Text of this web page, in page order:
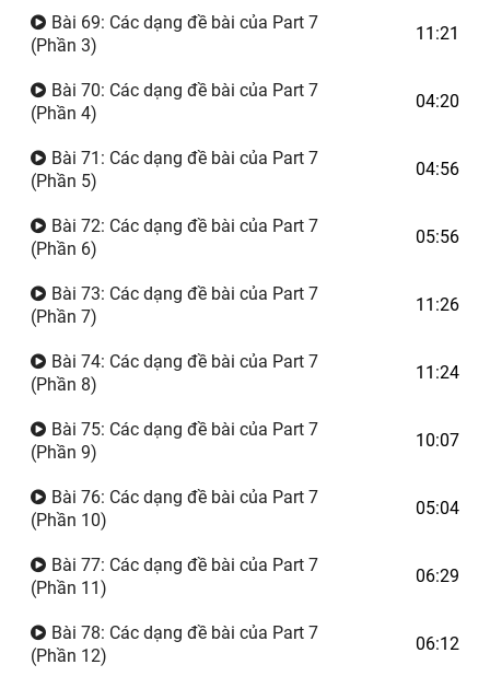
Bài 69: Các dạng đề bài của Part 7
(Phần 3)
11:21
Bài 70: Các dạng đề bài của Part 7
(Phần 4)
04:20
Bài 71: Các dạng đề bài của Part 7
(Phần 5)
04:56
Bài 72: Các dạng đề bài của Part 7
(Phần 6)
05:56
Bài 73: Các dạng đề bài của Part 7
(Phần 7)
11:26
Bài 74: Các dạng đề bài của Part 7
(Phần 8)
11:24
Bài 75: Các dạng đề bài của Part 7
(Phần 9)
10:07
Bài 76: Các dạng đề bài của Part 7
(Phần 10)
05:04
Bài 77: Các dạng đề bài của Part 7
(Phần 11)
06:29
Bài 78: Các dạng đề bài của Part 7
(Phần 12)
06:12